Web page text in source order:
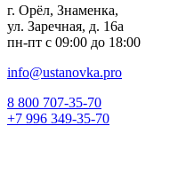
г. Орёл, Знаменка,
ул. Заречная, д. 16а
пн-пт с 09:00 до 18:00
info@ustanovka.pro
8 800 707-35-70
+7 996 349-35-70